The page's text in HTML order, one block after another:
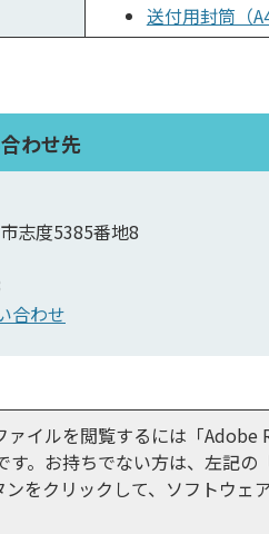
送付用封筒（
わせ先
志度5385番地8
合わせ
ァイルを閲覧するには「
す。お持ちでない方は、左記
をクリックして、ソフトウェ